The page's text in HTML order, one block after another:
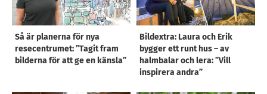
Så är planerna för nya
resecentrumet: ”Tagit fram
bilderna för att ge en känsla”
Bildextra: Laura och Erik
bygger ett runt hus – av
halmbalar och lera: ”Vill
inspirera andra”